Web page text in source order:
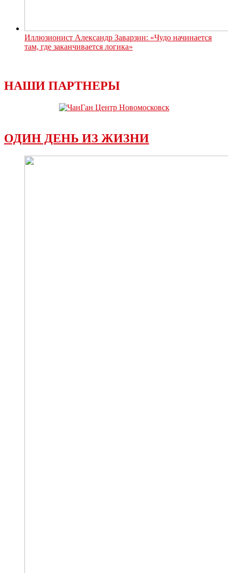
Иллюзионист Александр Заварзин: «Чудо начинается
там, где заканчивается логика»
НАШИ ПАРТНЕРЫ
ОДИН ДЕНЬ ИЗ ЖИЗНИ